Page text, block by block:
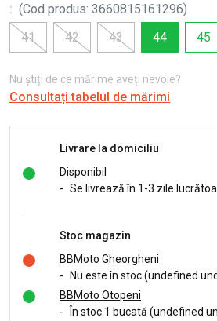
: (Cod produs: 3660815161296)
41
42 43 44 45
Nu știți de ce mărime aveți nevoie?
Consultați tabelul de mărimi
Livrare la domiciliu
Disponibil
- Se livrează în 1-3 zile
Stoc magazin
BBMoto Gheorgheni
-
Nu este în stoc (undefined
BBMoto Otopeni
-
În stoc 1 bucată (undefined